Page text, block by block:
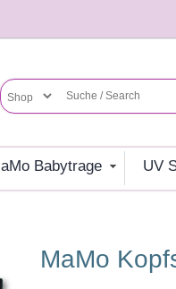
MaMo Babytrage UV
MaMo